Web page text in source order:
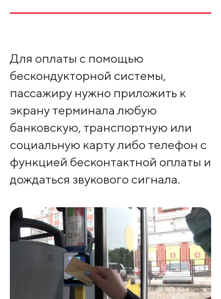
Для оплаты с помощью
бескондукторной системы,
пассажиру нужно приложить к
экрану терминала любую
банковскую, транспортную или
социальную карту либо телефон с
функцией бесконтактной оплаты и
дождаться звукового сигнала.